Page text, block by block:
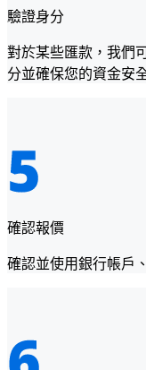
驗證身分
對於某些匯款，我們
分並確保您的資金安
確認報價
確認並使用銀行帳戶